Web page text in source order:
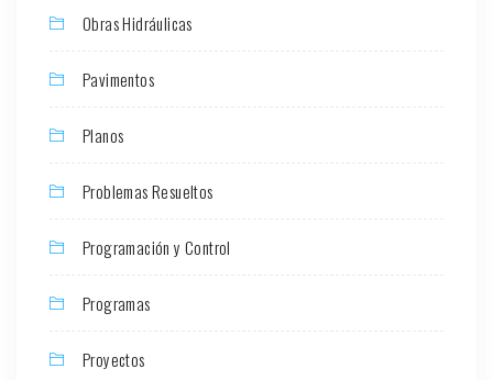
Obras Hidráulicas
Pavimentos
Planos
Problemas Resueltos
Programación y Control
Programas
Proyectos